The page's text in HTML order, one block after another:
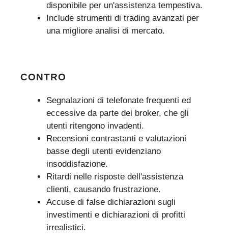
disponibile per un'assistenza tempestiva.
Include strumenti di trading avanzati per
una migliore analisi di mercato.
CONTRO
Segnalazioni di telefonate frequenti ed
eccessive da parte dei broker, che gli
utenti ritengono invadenti.
Recensioni contrastanti e valutazioni
basse degli utenti evidenziano
insoddisfazione.
Ritardi nelle risposte dell'assistenza
clienti, causando frustrazione.
Accuse di false dichiarazioni sugli
investimenti e dichiarazioni di profitti
irrealistici.